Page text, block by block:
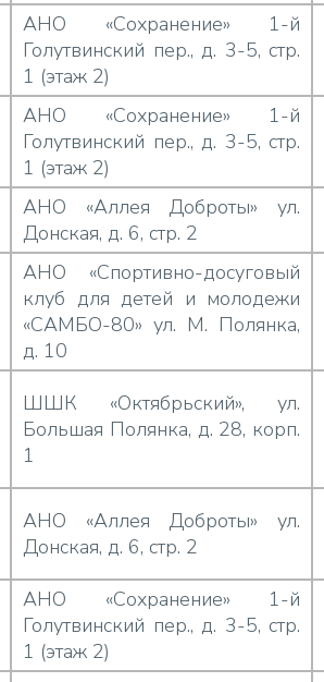
АНО «Сохранение» 1-й
Голутвинский пер., д. 3-5, стр.
1 (этаж 2)
АНО «Сохранение» 1-й
Голутвинский пер., д. 3-5, стр.
1 (этаж 2)
АНО «Аллея Доброты» ул.
Донская, д. 6, стр. 2
АНО «Спортивно-досуговый
клуб для детей и молодежи
«САМБО-80» ул. М. Полянка,
д. 10
ШШК «Октябрьский», ул.
Большая Полянка, д. 28, корп.
1
АНО «Аллея Доброты» ул.
Донская, д. 6, стр. 2
АНО «Сохранение» 1-й
Голутвинский пер., д. 3-5, стр.
1 (этаж 2)